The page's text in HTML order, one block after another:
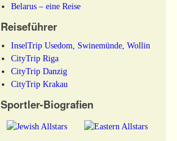
Belarus – eine Reise
Reiseführer
InselTrip Usedom, Swinemünde, Wollin
CityTrip Riga
CityTrip Danzig
CityTrip Krakau
Sportler-Biografien